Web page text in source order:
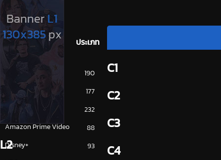
ประเภท
190
ดูซีรี่ย์ 2025
177
ดูหนัง 2025
232
Amazon Prime Video
88
Disney+
93
C1
C2
C3
C4
L2